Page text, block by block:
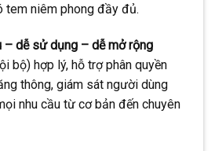
tem niêm phong đầy đủ.
– dễ sử dụng – dễ mở rộng
bộ) hợp lý, hỗ trợ phân quyền
thông, giám sát người dùng
nhu cầu từ cơ bản đến chuyên